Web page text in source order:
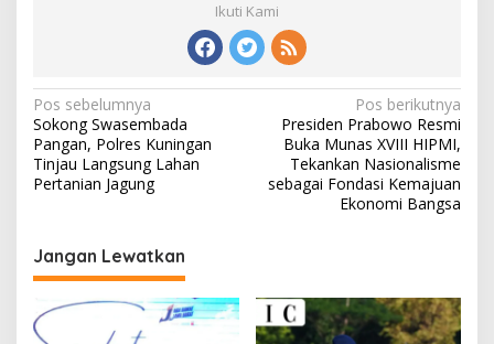
Ikuti Kami
Navigasi
pos
Pos sebelumnya
Sokong Swasembada
Pangan, Polres Kuningan
Tinjau Langsung Lahan
Pertanian Jagung
Pos berikutnya
Presiden Prabowo Resmi
Buka Munas XVIII HIPMI,
Tekankan Nasionalisme
sebagai Fondasi Kemajuan
Ekonomi Bangsa
Jangan Lewatkan